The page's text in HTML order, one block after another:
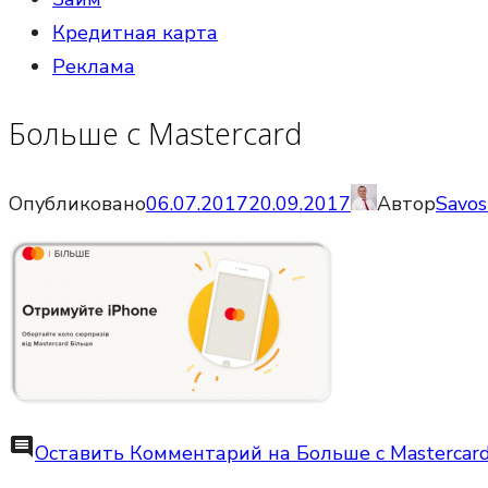
Кредитная карта
Реклама
Больше с Mastercard
Опубликовано06.07.201720.09.2017 Автор
commentОставить Комментарий на Больше с